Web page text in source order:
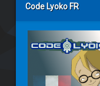
Code Lyoko FR